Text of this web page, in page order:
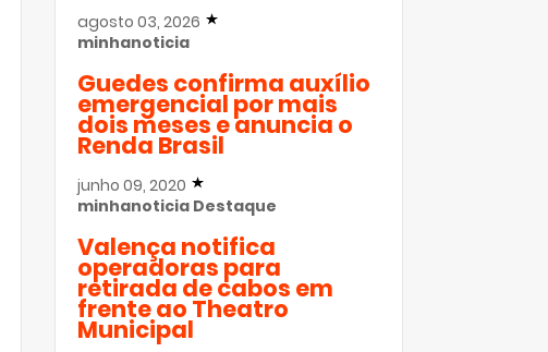
agosto 03, 2026
minhanoticia
Guedes confirma auxílio
emergencial por mais
dois meses e anuncia o
Renda Brasil
junho 09, 2020
minhanoticia Destaque
Valença notifica
operadoras para
retirada de cabos em
frente ao Theatro
Municipal